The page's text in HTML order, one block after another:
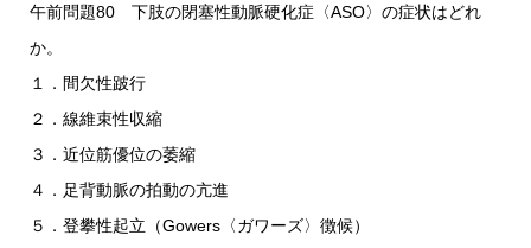
午前問題80 下肢の閉塞性動脈硬化症〈ASO〉の症状はどれ
か。
１．間欠性跛行
２．線維束性収縮
３．近位筋優位の萎縮
４．足背動脈の拍動の亢進
５．登攀性起立（Gowers〈ガワーズ〉徴候）